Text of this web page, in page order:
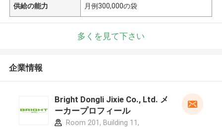
供給の能力 月例300,000の袋
多くを見て下さい
企業情報
Bright Dongli Jixie Co., Ltd. メ
ーカープロフィール
Room 201, Building 11,